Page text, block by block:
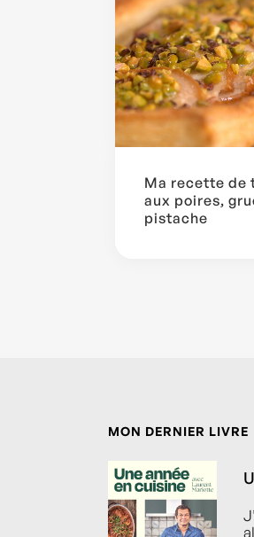
Ma recette de
aux poires,
pistache
MON DERNIER LIVRE